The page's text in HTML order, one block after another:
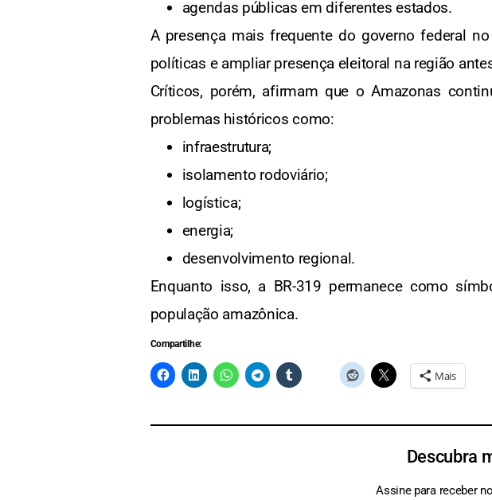
agendas públicas em diferentes estados.
A presença mais frequente do governo federal
políticas e ampliar presença eleitoral na região
Críticos, porém, afirmam que o Amazonas
problemas históricos como:
infraestrutura;
isolamento rodoviário;
logística;
energia;
desenvolvimento regional.
Enquanto isso, a BR-319 permanece como
população amazônica.
Compartilhe:
Mais
Descubra
Assine para receber